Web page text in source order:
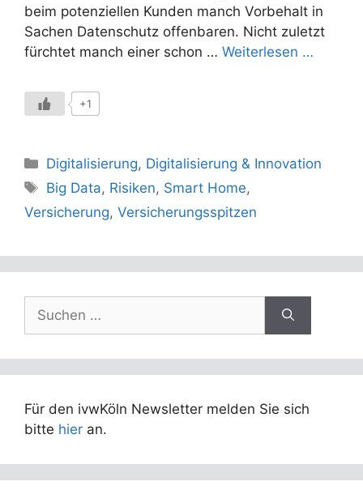
beim potenziellen Kunden manch Vorbehalt in
Sachen Datenschutz offenbaren. Nicht zuletzt
fürchtet manch einer schon … Weiterlesen …
+1
Kategorien
Digitalisierung, Digitalisierung & Innovation
Schlagwörter
Big Data, Risiken, Smart Home,
Versicherung, Versicherungsspitzen
Suchen
nach:
Für den ivwKöln Newsletter melden Sie sich
bitte hier an.